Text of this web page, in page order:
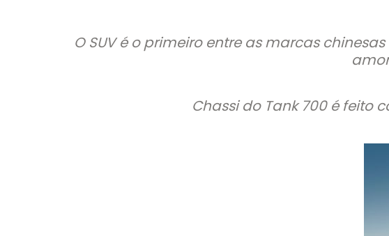
O SUV é o primeiro entre as marcas
Chassi do Tank 700 é feito